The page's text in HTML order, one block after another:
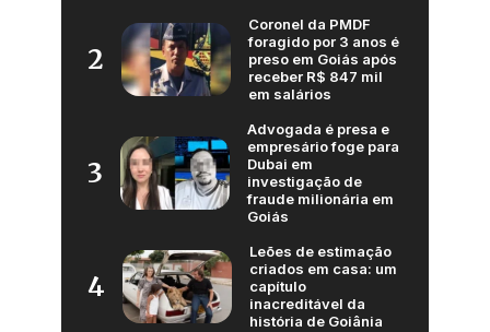
2
Coronel da PMDF
foragido por 3 anos é
preso em Goiás após
receber R$ 847 mil
em salários
3
Advogada é presa e
empresário foge para
Dubai em
investigação de
fraude milionária em
Goiás
4
Leões de estimação
criados em casa: um
capítulo
inacreditável da
história de Goiânia